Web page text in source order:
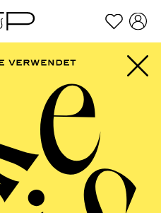
Zum Footer springen